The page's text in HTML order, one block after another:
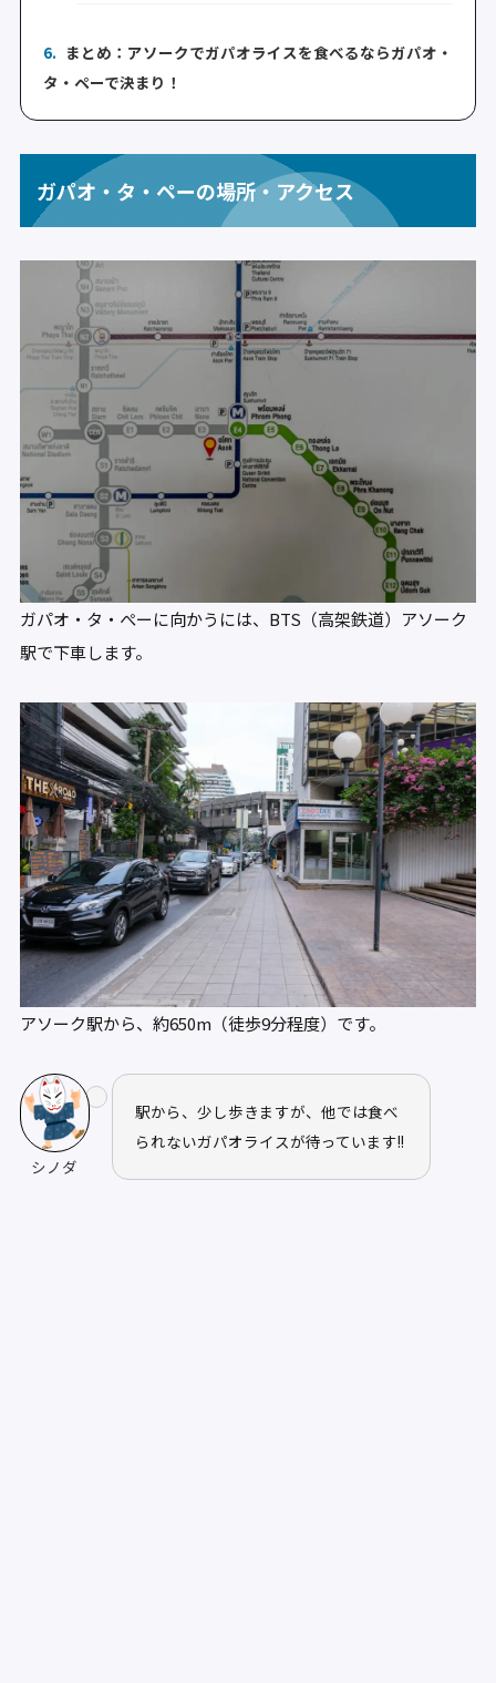
6. まとめ：アソークでガパオライスを食べるならガパオ・
タ・ペーで決まり！
ガパオ・タ・ペーの場所・アクセス
ガパオ・タ・ぺーに向かうには、BTS（高架鉄道）アソーク
駅で下車します。
アソーク駅から、約650m（徒歩9分程度）です。
シノダ
駅から、少し歩きますが、他では食べ
られないガパオライスが待っています!!